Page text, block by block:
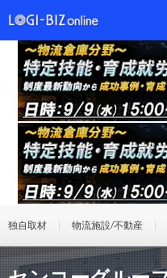
独自取材 物流施設/不動産